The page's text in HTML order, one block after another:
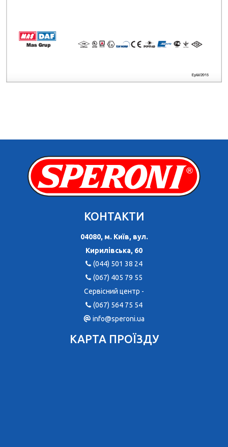
КОНТАКТИ
04080, м. Київ, вул.
Кирилівська, 60
(044) 501 38 24
(067) 405 79 55
Сервісний центр -
(067) 564 75 54
info@speroni.ua
КАРТА ПРОЇЗДУ